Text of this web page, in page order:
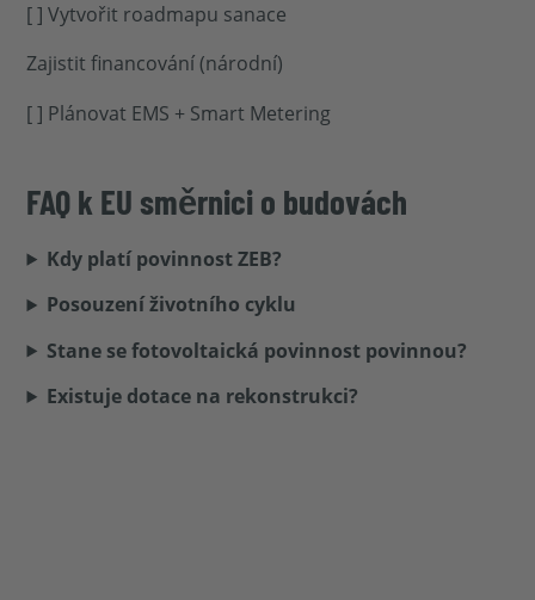
[ ] Vytvořit roadmapu sanace
Zajistit financování (národní)
[ ] Plánovat EMS + Smart Metering
FAQ k EU směrnici o budovách
Kdy platí povinnost ZEB?
Posouzení životního cyklu
Stane se fotovoltaická povinnost povinnou?
Existuje dotace na rekonstrukci?